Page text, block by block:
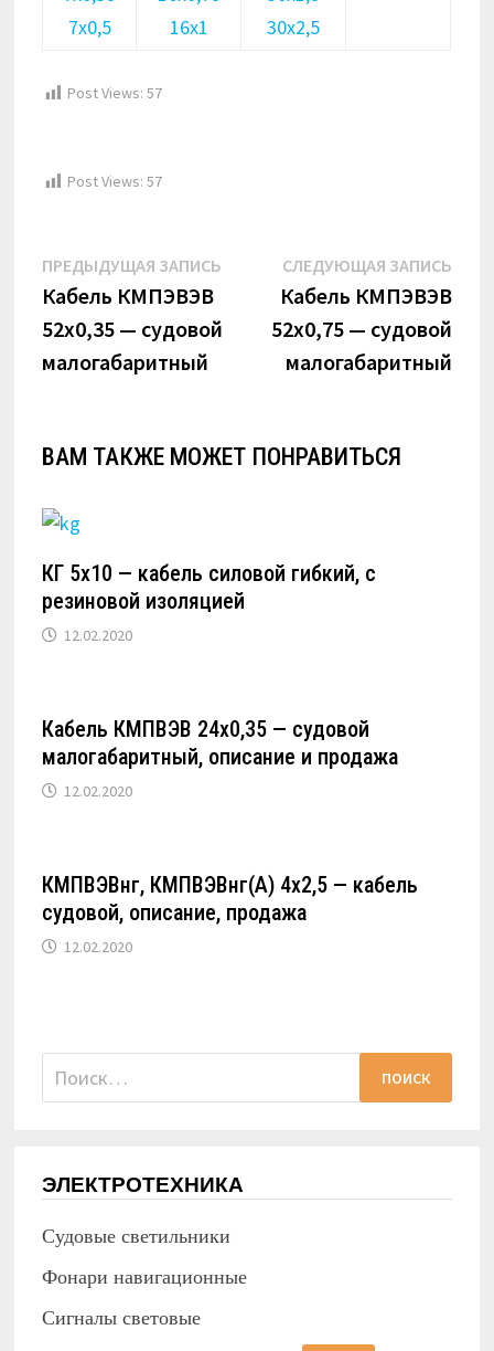
7х0,5
16х1
30х2,5
Post Views: 57
Post Views: 57
Навигация
по
записям
ПРЕДЫДУЩАЯ ЗАПИСЬ Предыдущая
запись:
Кабель КМПЭВЭВ
52х0,35 — судовой
малогабаритный
СЛЕДУЮЩАЯ ЗАПИСЬ
Кабель КМПЭВЭВ
52х0,75 — судовой
малогабаритный
ВАМ ТАКЖЕ МОЖЕТ ПОНРАВИТЬСЯ
КГ 5х10 — кабель силовой гибкий, с
резиновой изоляцией
12.02.2020
Кабель КМПВЭВ 24х0,35 — судовой
малогабаритный, описание и продажа
12.02.2020
КМПВЭВнг, КМПВЭВнг(А) 4х2,5 — кабель
судовой, описание, продажа
12.02.2020
Найти:
ЭЛЕКТРОТЕХНИКА
Судовые светильники
Фонари навигационные
Сигналы световые